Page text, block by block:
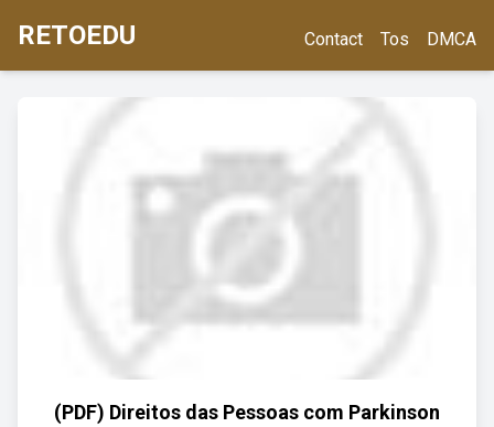
RETOEDU Contact Tos DMCA
(PDF) Direitos das Pessoas com Parkinson